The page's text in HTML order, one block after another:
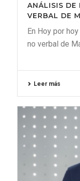
ANÁLISIS DE
VERBAL DE
En Hoy por
no verbal de
Leer más